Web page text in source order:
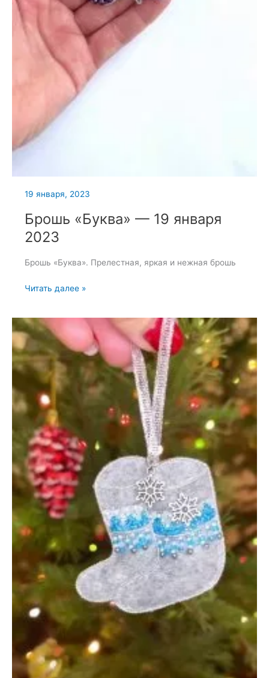
19 января, 2023
Брошь «Буква» — 19 января
2023
Брошь «Буква». Прелестная, яркая и нежная брошь
Брошь
19
января
2023
Читать далее »